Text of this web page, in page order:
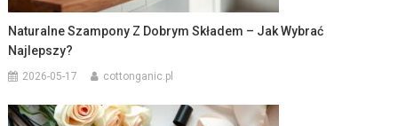
Naturalne Szampony Z Dobrym Składem – Jak Wybrać
Najlepszy?
2026-05-17 cottonganic.pl